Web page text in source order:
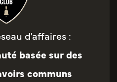
d'affaires :
basée sur des
communs